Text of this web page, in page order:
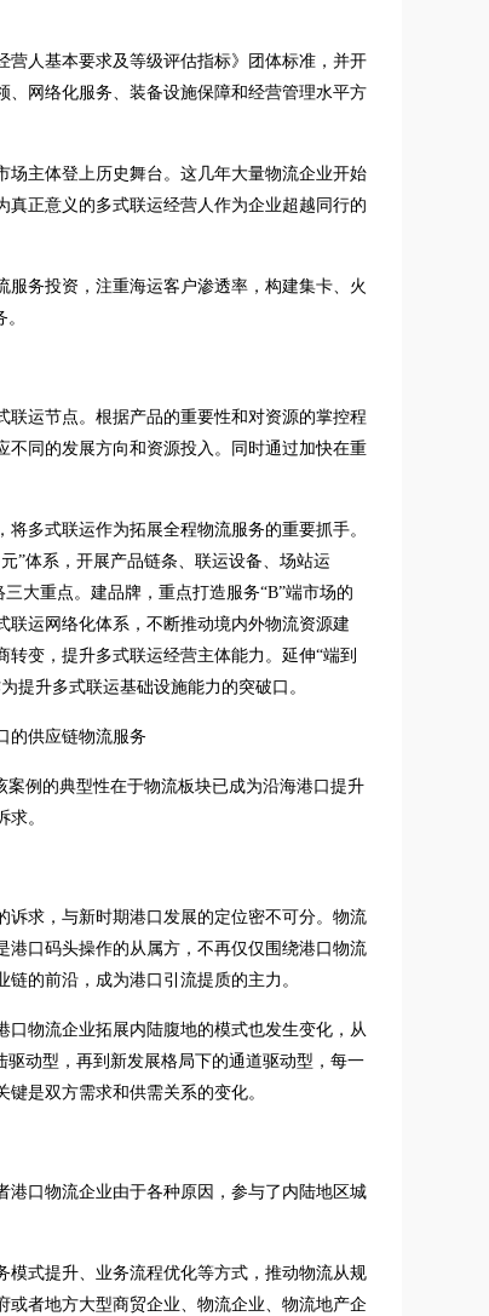
营人基本要求及等级评估指标》团体标准，并开
、网络化服务、装备设施保障和经营管理水平方
场主体登上历史舞台。这几年大量物流企业开始
正意义的多式联运经营人作为企业超越同行的
务投资，注重海运客户渗透率，构建集卡、火
运节点。根据产品的重要性和对资源的掌控程
不同的发展方向和资源投入。同时通过加快在重
多式联运作为拓展全程物流服务的重要抓手。
”体系，开展产品链条、联运设备、场站运
大重点。建品牌，重点打造服务“B”端市场的
运网络化体系，不断推动境内外物流资源建
变，提升多式联运经营主体能力。延伸“端到
提升多式联运基础设施能力的突破口。
的供应链物流服务
例的典型性在于物流板块已成为沿海港口提升
。
求，与新时期港口发展的定位密不可分。物流
口码头操作的从属方，不再仅仅围绕港口物流
的前沿，成为港口引流提质的主力。
物流企业拓展内陆腹地的模式也发生变化，从
驱动型，再到新发展格局下的通道驱动型，每一
是双方需求和供需关系的变化。
口物流企业由于各种原因，参与了内陆地区城
式提升、业务流程优化等方式，推动物流从规
者地方大型商贸企业、物流企业、物流地产企